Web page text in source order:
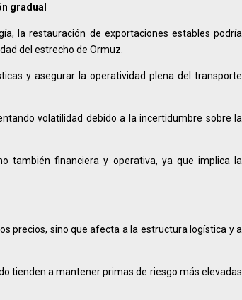
gradual
la restauración de exportaciones estables podría
del estrecho de Ormuz.
y asegurar la operatividad plena del transporte
volatilidad debido a la incertidumbre sobre la
también financiera y operativa, ya que implica la
precios, sino que afecta a la estructura logística y a
tienden a mantener primas de riesgo más elevadas